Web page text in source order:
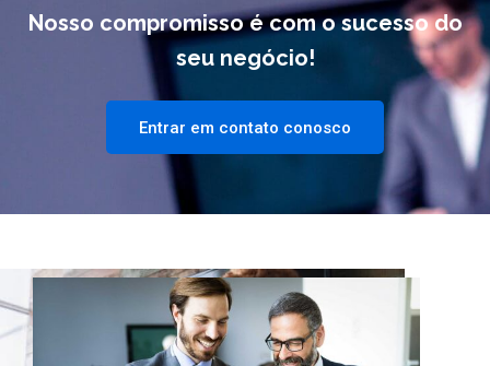
Nosso compromisso é com o sucesso do
seu negócio!
Entrar em contato conosco